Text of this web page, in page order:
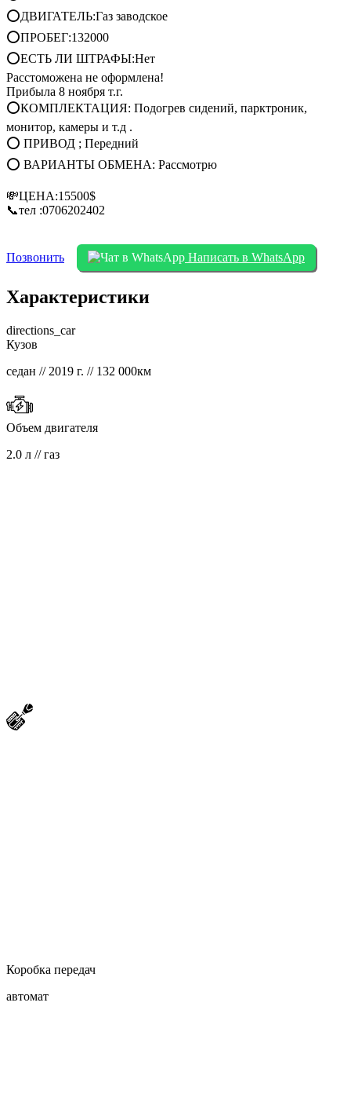
⭕ДВИГАТЕЛЬ:Газ заводское
⭕ПРОБЕГ:132000
⭕ЕСТЬ ЛИ ШТРАФЫ:Нет
Расстоможена не оформлена!
Прибыла 8 ноября т.г.
⭕КОМПЛЕКТАЦИЯ: Подогрев сидений, парктроник,
монитор, камеры и т.д .
⭕ ПРИВОД ; Передний
⭕ ВАРИАНТЫ ОБМЕНА: Рассмотрю
💸ЦЕНА:15500$
📞тел :0706202402
Позвонить Написать в WhatsApp
Характеристики
directions_car
Кузов
седан // 2019 г. // 132 000км
Объем двигателя
2.0 л // газ
Коробка передач
автомат